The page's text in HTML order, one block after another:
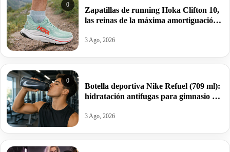
0
Zapatillas de running Hoka Clifton 10,
las reinas de la máxima amortiguación
3 Ago, 2026
0
Botella deportiva Nike Refuel (709 ml):
hidratación antifugas para gimnasio y
3 Ago, 2026